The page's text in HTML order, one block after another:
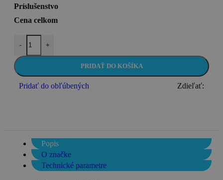
Príslušenstvo
Cena celkom
- +
PRIDAŤ DO KOŠÍKA
Pridať do obľúbených Zdieľať:
Popis
O značke
Technické parametre